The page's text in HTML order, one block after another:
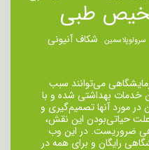
طبی
سرولوپلاسمین شکاف آنیونی
می‌توانند سبب
خدمات بهداشتی شده و با
مورد آنها تصمیم‌گیری و
علت حیاتی‌بودن این نقش،
ضروریست. در این وب
رایگان و برای همه در